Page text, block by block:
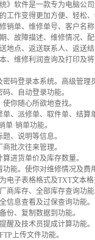
软件是一款专为电脑公司
工作变得更加方便、轻松
销单、维修单号、客户名
、故障描述、维修情况、
地点、返送联系人、返送
、维修利润查询及打印及
码登录本系统。高级管理
、自动登录功能。
你随心所欲地查找。
、派修单、取件单、结算
·销单功能。
、说明等信息。
批次往来管理。
进货单价及库存数量。
能。使你对维修情况及费
电子表格格式及TXT文本格
商库存、全部库存查询功能
信息查看及过保查询功能。
份、复制数据到功能。
醒及技术员提成计算功能。
上传文件功能。